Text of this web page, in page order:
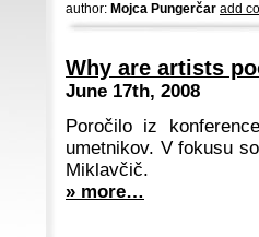
author: Mojca Pungerčar add
Why are artists
June 17th, 2008
Poročilo iz
umetnikov. V fokusu
Miklavčič.
» more…